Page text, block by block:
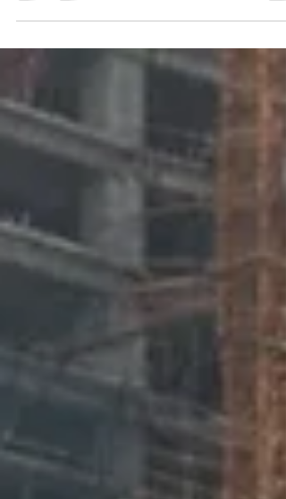
sekaligus citra destinasi. Area wisata seperti
waterpark, resort, dan taman rekreasi memiliki
tingkat pemakaian toilet yang tinggi. Karena itu,
sistem sanitasi harus kuat, kedap, dan mampu
bekerja stabil dalam jangka panjang. Kenapa
Sanitasi Jadi